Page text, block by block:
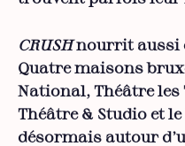
CRUSHnourrit aussi
Quatre maisons
National, Théâtre les
Théâtre & Studio et
désormais autour